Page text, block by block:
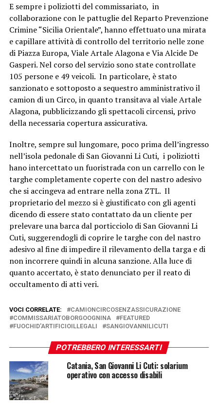
E sempre i poliziotti del commissariato, in
collaborazione con le pattuglie del Reparto Prevenzione
Crimine “Sicilia Orientale”, hanno effettuato una mirata
e capillare attività di controllo del territorio nelle zone
di Piazza Europa, Viale Artale Alagona e Via Alcide De
Gasperi. Nel corso del servizio sono state controllate
105 persone e 49 veicoli. In particolare, è stato
sanzionato e sottoposto a sequestro amministrativo il
camion di un Circo, in quanto transitava al viale Artale
Alagona, pubblicizzando gli spettacoli circensi, privo
della necessaria copertura assicurativa.
Inoltre, sempre sul lungomare, poco prima dell’ingresso
nell’isola pedonale di San Giovanni Li Cuti, i poliziotti
hano intercettato un fuoristrada con un carrello con le
targhe completamente coperte con del nastro adesivo
che si accingeva ad entrare nella zona ZTL. Il
proprietario del mezzo si è giustificato con gli agenti
dicendo di essere stato contattato da un cliente per
prelevare una barca dal porticciolo di San Giovanni Li
Cuti, suggerendogli di coprire le targhe con del nastro
adesivo al fine di impedire il rilevamento della targa e di
non incorrere quindi in alcuna sanzione. Alla luce di
quanto accertato, è stato denunciato per il reato di
occultamento di atti veri.
VOCI CORRELATE:
CAMIONCIRCOSENZASSICURAZIONE
COMMISSARIATOBORGOOGNINA
FEATURED
FUOCHID'ARTIFICIOILLEGALI
SANGIOVANNILICUTI
POTREBBERO INTERESSARTI
Catania, San Giovanni Li Cuti: solarium
operativo con accesso disabili